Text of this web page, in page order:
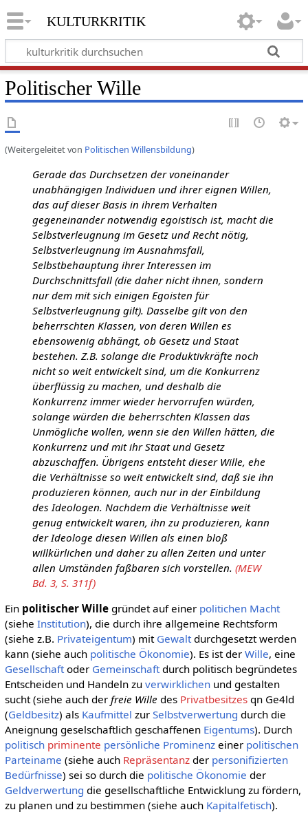
kulturkritik
Politischer Wille
(Weitergeleitet von Politischen Willensbildung)
Gerade das Durchsetzen der voneinander
unabhängigen Individuen und ihrer eignen Willen,
das auf dieser Basis in ihrem Verhalten
gegeneinander notwendig egoistisch ist, macht die
Selbstverleugnung im Gesetz und Recht nötig,
Selbstverleugnung im Ausnahmsfall,
Selbstbehauptung ihrer Interessen im
Durchschnittsfall (die daher nicht ihnen, sondern
nur dem mit sich einigen Egoisten für
Selbstverleugnung gilt). Dasselbe gilt von den
beherrschten Klassen, von deren Willen es
ebensowenig abhängt, ob Gesetz und Staat
bestehen. Z.B. solange die Produktivkräfte noch
nicht so weit entwickelt sind, um die Konkurrenz
überflüssig zu machen, und deshalb die
Konkurrenz immer wieder hervorrufen würden,
solange würden die beherrschten Klassen das
Unmögliche wollen, wenn sie den Willen hätten, die
Konkurrenz und mit ihr Staat und Gesetz
abzuschaffen. Übrigens entsteht dieser Wille, ehe
die Verhältnisse so weit entwickelt sind, daß sie ihn
produzieren können, auch nur in der Einbildung
des Ideologen. Nachdem die Verhältnisse weit
genug entwickelt waren, ihn zu produzieren, kann
der Ideologe diesen Willen als einen bloß
willkürlichen und daher zu allen Zeiten und unter
allen Umständen faßbaren sich vorstellen. (MEW
Bd. 3, S. 311f)
Ein politischer Willegründet auf einer politichen Macht
(siehe Institution), die durch ihre allgemeine Rechtsform
(siehe z.B. Privateigentum) mit Gewaltdurchgesetzt werden
kann (siehe auch politische Ökonomie). Es ist der Wille, eine
Gesellschaftoder Gemeinschaftdurch politisch begründetes
Entscheiden und Handeln zu verwirklichenund gestalten
sucht (siehe auch der freie Wille des Privatbesitzesqn Ge4ld
(Geldbesitz) als Kaufmittel zur Selbstverwertung durch die
Aneignung geselschaftlich geschaffenen Eigentums). Durch
politisch priminente persönliche Prominenzeiner politischen
Parteiname (siehe auch Repräsentanzder personifizierten
Bedürfnisse) sei so durch die politische Ökonomie der
Geldverwertung die gesellschaftliche Entwicklung zu fördern,
zu planen und zu bestimmen (siehe auch Kapitalfetisch).